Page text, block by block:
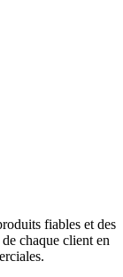
fiables et des
chaque client en